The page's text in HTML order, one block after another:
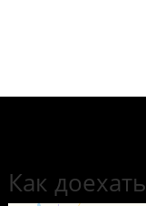
Как доехать